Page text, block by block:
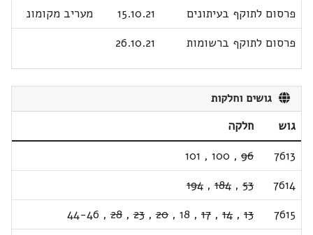
פרסום לתוקף בעיתונים
15.10.21
מעריב מקומונ
פרסום לתוקף ברשומות
26.10.21
גושים וחלקות
גוש
חלקה
7613
96
,
100
,
101
7614
53
,
184
,
194
7615
13
,
14
,
17
,
18
,
20
,
23
,
28
,
44-46